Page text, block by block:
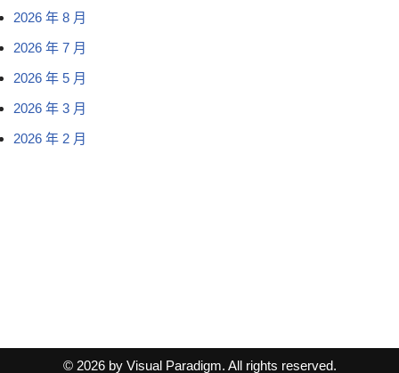
2026 年 8 月
2026 年 7 月
2026 年 5 月
2026 年 3 月
2026 年 2 月
© 2026 by Visual Paradigm. All rights reserved.